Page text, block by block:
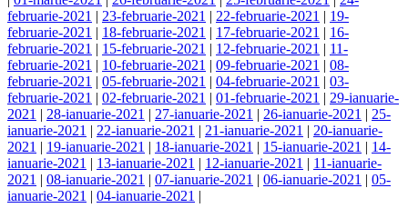
februarie-2021 | 23-februarie-2021 | 22-februarie-2021 | 19-
februarie-2021 | 18-februarie-2021 | 17-februarie-2021 | 16-
februarie-2021 | 15-februarie-2021 | 12-februarie-2021 | 11-
februarie-2021 | 10-februarie-2021 | 09-februarie-2021 | 08-
februarie-2021 | 05-februarie-2021 | 04-februarie-2021 | 03-
februarie-2021 | 02-februarie-2021 | 01-februarie-2021 | 29-ianuarie-
2021 | 28-ianuarie-2021 | 27-ianuarie-2021 | 26-ianuarie-2021 | 25-
ianuarie-2021 | 22-ianuarie-2021 | 21-ianuarie-2021 | 20-ianuarie-
2021 | 19-ianuarie-2021 | 18-ianuarie-2021 | 15-ianuarie-2021 | 14-
ianuarie-2021 | 13-ianuarie-2021 | 12-ianuarie-2021 | 11-ianuarie-
2021 | 08-ianuarie-2021 | 07-ianuarie-2021 | 06-ianuarie-2021 | 05-
ianuarie-2021 | 04-ianuarie-2021 |